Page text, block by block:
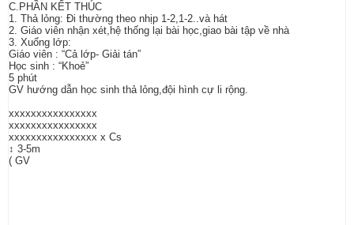
C.PHẦN KỂT THÚC
1. Thả lỏng: Đi thường theo nhịp 1-2,1-2..và hát
2. Giáo viên nhận xét,hệ thống lại bài học,giao bài tập về nhà
3. Xuống lớp:
Giáo viên : “Cả lớp- Giải tán”
Học sinh : “Khoẻ”
5 phút
GV hướng dẫn học sinh thả lỏng,đội hình cự li rộng.
xxxxxxxxxxxxxxxx
xxxxxxxxxxxxxxxx
xxxxxxxxxxxxxxxx x Cs
↕ 3-5m
( GV